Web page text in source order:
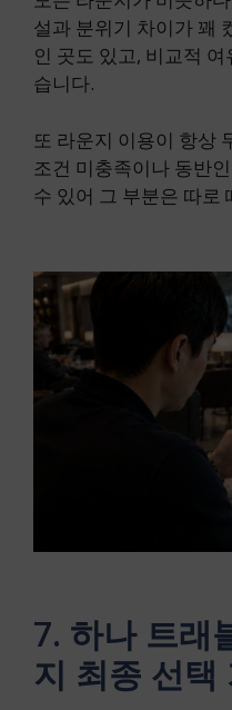
설과 분위기 차이가 꽤
인 곳도 있고, 비교적
습니다.
또 라운지 이용이 항상
조건 미충족이나 동반
수 있어 그 부분은 따로
7. 하나 트래
지 최종 선택